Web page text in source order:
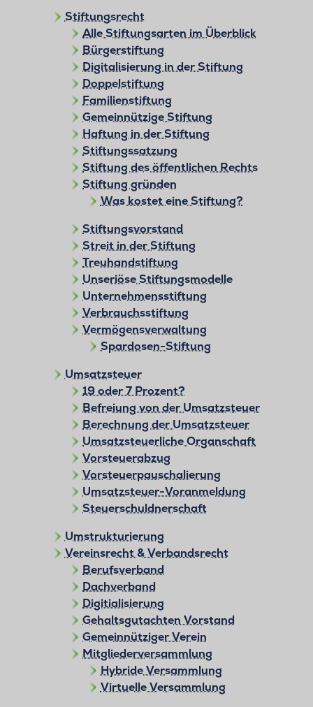
Stiftungsrecht
Alle Stiftungsarten im Überblick
Bürgerstiftung
Digitalisierung in der Stiftung
Doppelstiftung
Familienstiftung
Gemeinnützige Stiftung
Haftung in der Stiftung
Stiftungssatzung
Stiftung des öffentlichen Rechts
Stiftung gründen
Was kostet eine Stiftung?
Stiftungsvorstand
Streit in der Stiftung
Treuhandstiftung
Unseriöse Stiftungsmodelle
Unternehmensstiftung
Verbrauchsstiftung
Vermögensverwaltung
Spardosen-Stiftung
Umsatzsteuer
19 oder 7 Prozent?
Befreiung von der Umsatzsteuer
Berechnung der Umsatzsteuer
Umsatzsteuerliche Organschaft
Vorsteuerabzug
Vorsteuerpauschalierung
Umsatzsteuer-Voranmeldung
Steuerschuldnerschaft
Umstrukturierung
Vereinsrecht & Verbandsrecht
Berufsverband
Dachverband
Digitialisierung
Gehaltsgutachten Vorstand
Gemeinnütziger Verein
Mitgliederversammlung
Hybride Versammlung
Virtuelle Versammlung